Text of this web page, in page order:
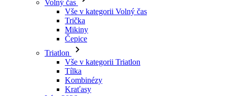
Triatlon
Vše v kategorii Triatlon
Tílka
Kombinézy
Kraťasy
Léto 2026
Týmové repliky
Speciální edice
Doprodej
Dárkové poukazy